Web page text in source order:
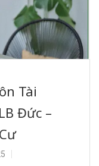
Tài
Đức –